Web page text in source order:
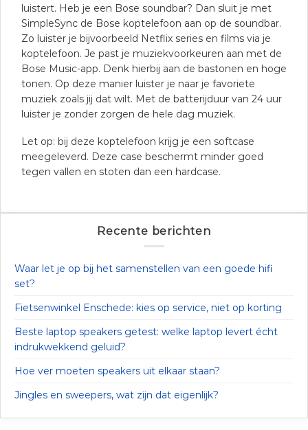
luistert. Heb je een Bose soundbar? Dan sluit je met
SimpleSync de Bose koptelefoon aan op de soundbar.
Zo luister je bijvoorbeeld Netflix series en films via je
koptelefoon. Je past je muziekvoorkeuren aan met de
Bose Music-app. Denk hierbij aan de bastonen en hoge
tonen. Op deze manier luister je naar je favoriete
muziek zoals jij dat wilt. Met de batterijduur van 24 uur
luister je zonder zorgen de hele dag muziek.
Let op: bij deze koptelefoon krijg je een softcase
meegeleverd. Deze case beschermt minder goed
tegen vallen en stoten dan een hardcase.
Recente berichten
Waar let je op bij het samenstellen van een goede hifi
set?
Fietsenwinkel Enschede: kies op service, niet op korting
Beste laptop speakers getest: welke laptop levert écht
indrukwekkend geluid?
Hoe ver moeten speakers uit elkaar staan?
Jingles en sweepers, wat zijn dat eigenlijk?